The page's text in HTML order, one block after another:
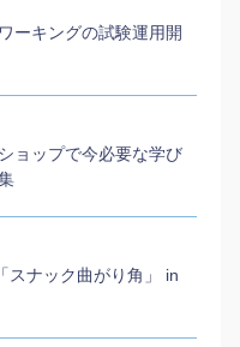
ーキングの試験運用開
ョップで今必要な学び
スナック曲がり角」 in